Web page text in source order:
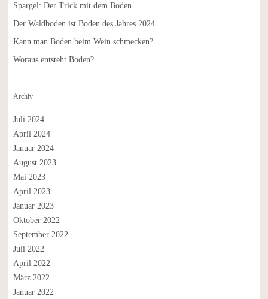
Spargel: Der Trick mit dem Boden
Der Waldboden ist Boden des Jahres 2024
Kann man Boden beim Wein schmecken?
Woraus entsteht Boden?
Archiv
Juli 2024
April 2024
Januar 2024
August 2023
Mai 2023
April 2023
Januar 2023
Oktober 2022
September 2022
Juli 2022
April 2022
März 2022
Januar 2022